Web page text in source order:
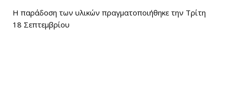
Η παράδοση των υλικών πραγματοποιήθηκε την Τρίτη
18 Σεπτεμβρίου